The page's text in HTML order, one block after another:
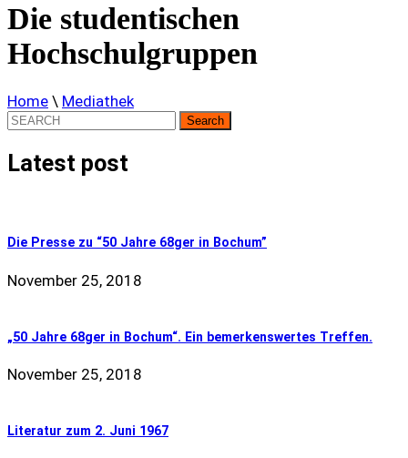
Die studentischen
Hochschulgruppen
Home \ Mediathek
Search
for:
Latest post
Die Presse zu “50 Jahre 68ger in Bochum”
November 25, 2018
„50 Jahre 68ger in Bochum“. Ein bemerkenswertes Treffen.
November 25, 2018
Literatur zum 2. Juni 1967